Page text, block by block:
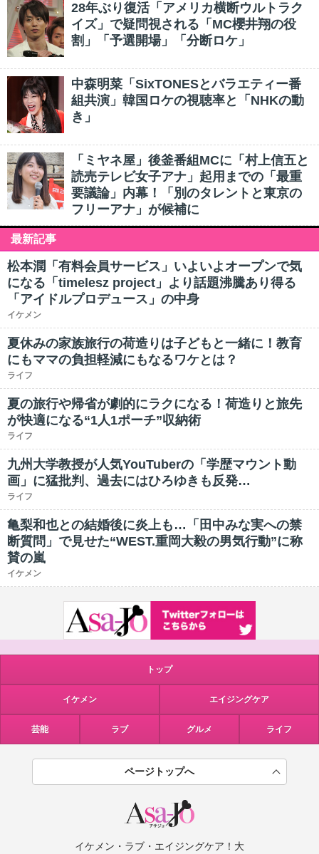
28年ぶり復活「アメリカ横断ウルトラク
イズ」で疑問視される「MC櫻井翔の役
割」「予選開場」「分断ロケ」
中森明菜「SixTONESとバラエティー番
組共演」韓国ロケの視聴率と「NHKの動
き」
「ミヤネ屋」後釜番組MCに「村上信五と
読売テレビ女子アナ」起用までの「最重
要議論」内幕！「別のタレントと東京の
フリーアナ」が候補に
最新記事
松本潤「有料会員サービス」いよいよオープンで気
になる「timelesz project」より話題沸騰あり得る
「アイドルプロデュース」の中身
イケメン
夏休みの家族旅行の荷造りは子どもと一緒に！教育
にもママの負担軽減にもなるワケとは？
ライフ
夏の旅行や帰省が劇的にラクになる！荷造りと旅先
が快適になる“1人1ポーチ”収納術
ライフ
九州大学教授が人気YouTuberの「学歴マウント動
画」に猛批判、過去にはひろゆきも反発…
ライフ
亀梨和也との結婚後に炎上も…「田中みな実への禁
断質問」で見せた“WEST.重岡大毅の男気行動”に称
賛の嵐
イケメン
トップ
イケメン エイジングケア
芸能 ラブ グルメ ライフ
ページトップへ
イケメン・ラブ・エイジングケア！大